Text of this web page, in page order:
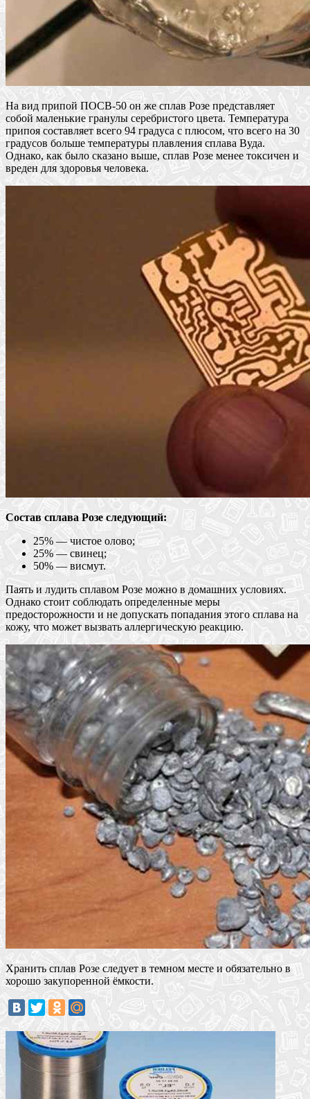
На вид припой ПОСВ-50 он же сплав Розе представляет
собой маленькие гранулы серебристого цвета. Температура
припоя составляет всего 94 градуса с плюсом, что всего на 30
градусов больше температуры плавления сплава Вуда.
Однако, как было сказано выше, сплав Розе менее токсичен и
вреден для здоровья человека.
Состав сплава Розе следующий:
25% — чистое олово;
25% — свинец;
50% — висмут.
Паять и лудить сплавом Розе можно в домашних условиях.
Однако стоит соблюдать определенные меры
предосторожности и не допускать попадания этого сплава на
кожу, что может вызвать аллергическую реакцию.
Хранить сплав Розе следует в темном месте и обязательно в
хорошо закупоренной ёмкости.